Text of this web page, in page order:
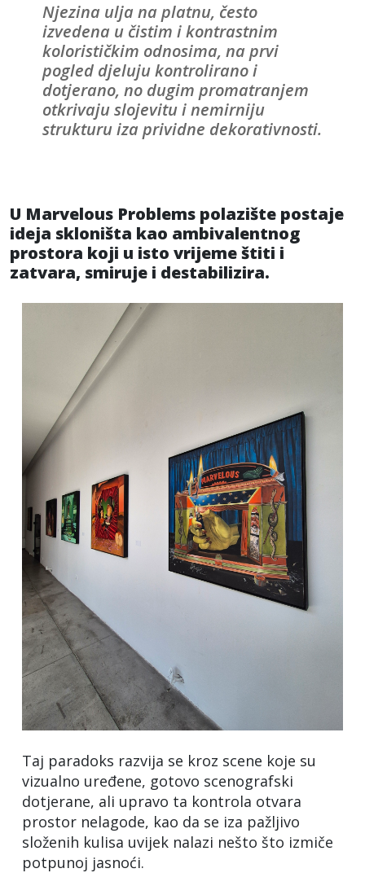
Njezina ulja na platnu, često
izvedena u čistim i kontrastnim
kolorističkim odnosima, na prvi
pogled djeluju kontrolirano i
dotjerano, no dugim promatranjem
otkrivaju slojevitu i nemirniju
strukturu iza prividne dekorativnosti.
U Marvelous Problems polazište postaje
ideja skloništa kao ambivalentnog
prostora koji u isto vrijeme štiti i
zatvara, smiruje i destabilizira.
Taj paradoks razvija se kroz scene koje su
vizualno uređene, gotovo scenografski
dotjerane, ali upravo ta kontrola otvara
prostor nelagode, kao da se iza pažljivo
složenih kulisa uvijek nalazi nešto što izmiče
potpunoj jasnoći.